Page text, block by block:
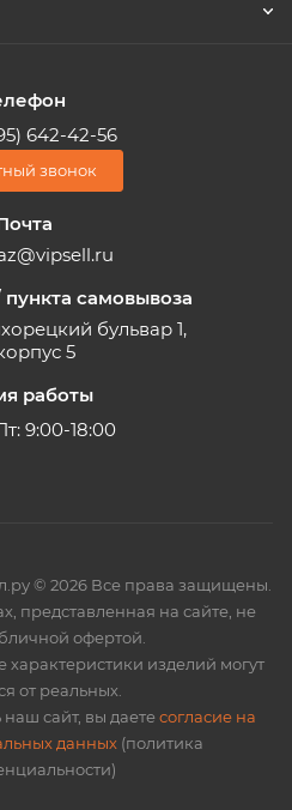
642-42-56
звонок
самовывоза
бульвар 1,
5
работы
9:00-18:00
© 2026 Все права защищены.
представленная на сайте, не
офертой.
изделий могут
от реальных.
сайт, вы даетесогласие на
данных (политика